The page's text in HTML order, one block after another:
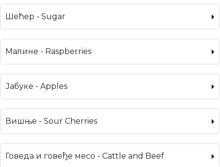
Шећер - Sugar
Малине - Raspberries
Јабуке - Apples
Вишње - Sour Cherries
Говеда и говеђе месо - Cattle and Beef